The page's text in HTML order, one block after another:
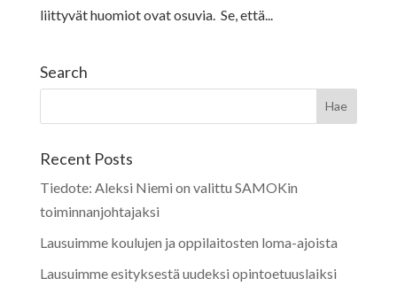
liittyvät huomiot ovat osuvia. Se, että...
Search
Recent Posts
Tiedote: Aleksi Niemi on valittu SAMOKin
toiminnanjohtajaksi
Lausuimme koulujen ja oppilaitosten loma-ajoista
Lausuimme esityksestä uudeksi opintoetuuslaiksi